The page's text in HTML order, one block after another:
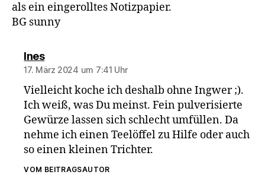
als ein eingerolltes Notizpapier.
BG sunny
Inessagt:
17. März 2024 um 7:41 Uhr
Vielleicht koche ich deshalb ohne Ingwer ;).
Ich weiß, was Du meinst. Fein pulverisierte
Gewürze lassen sich schlecht umfüllen. Da
nehme ich einen Teelöffel zu Hilfe oder auch
so einen kleinen Trichter.
VOM BEITRAGSAUTOR